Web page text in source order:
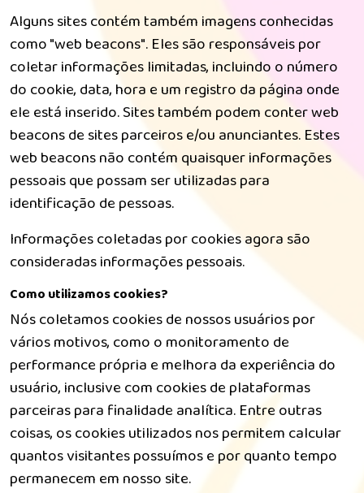
Alguns sites contém também imagens conhecidas
como "web beacons". Eles são responsáveis por
coletar informações limitadas, incluindo o número
do cookie, data, hora e um registro da página onde
ele está inserido. Sites também podem conter web
beacons de sites parceiros e/ou anunciantes. Estes
web beacons não contém quaisquer informações
pessoais que possam ser utilizadas para
identificação de pessoas.
Informações coletadas por cookies agora são
consideradas informações pessoais.
Como utilizamos cookies?
Nós coletamos cookies de nossos usuários por
vários motivos, como o monitoramento de
performance própria e melhora da experiência do
usuário, inclusive com cookies de plataformas
parceiras para finalidade analítica. Entre outras
coisas, os cookies utilizados nos permitem calcular
quantos visitantes possuímos e por quanto tempo
permanecem em nosso site.